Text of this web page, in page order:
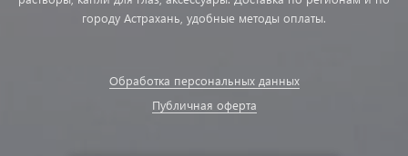
городу Астрахань, удобные методы оплаты.
Обработка персональных данных
Публичная оферта